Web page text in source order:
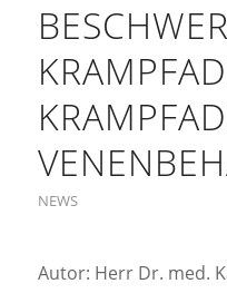
NEWS
Autor: Herr Dr. med.